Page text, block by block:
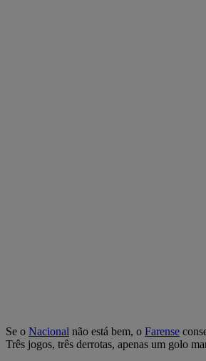
Se o Nacional não está bem, o Farense
Três jogos, três derrotas, apenas um golo